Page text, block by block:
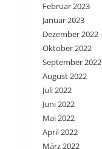
Februar 2023
Januar 2023
Dezember 2022
Oktober 2022
September 2022
August 2022
Juli 2022
Juni 2022
Mai 2022
April 2022
März 2022